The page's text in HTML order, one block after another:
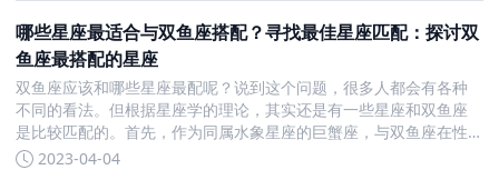
哪些星座最适合与双鱼座搭配？寻找最佳星座匹配：探讨双
鱼座最搭配的星座
双鱼座应该和哪些星座最配呢？说到这个问题，很多人都会有各种
不同的看法。但根据星座学的理论，其实还是有一些星座和双鱼座
是比较匹配的。首先，作为同属水象星座的巨蟹座，与双鱼座在性
格及思考模式上非常相似。双方都重视安稳与实际的爱情，缺乏安
2023-04-04